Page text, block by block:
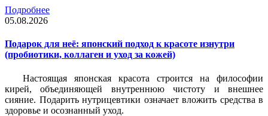
Подробнее
05.08.2026
Подарок для неё: японский подход к красоте изнутри
(пробиотики, коллаген и уход за кожей)
Настоящая японская красота строится на философии
кирей, объединяющей внутреннюю чистоту и внешнее
сияние. Подарить нутрицевтики означает вложить средства в
здоровье и осознанный уход.